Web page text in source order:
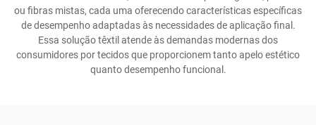
ou fibras mistas, cada uma oferecendo características específicas
de desempenho adaptadas às necessidades de aplicação final.
Essa solução têxtil atende às demandas modernas dos
consumidores por tecidos que proporcionem tanto apelo estético
quanto desempenho funcional.